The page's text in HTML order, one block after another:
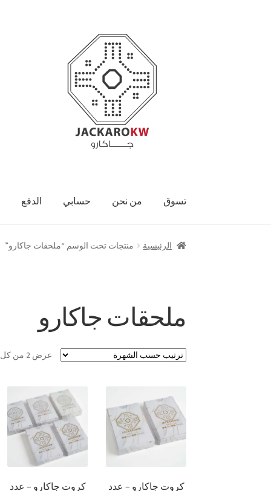
navigation
content
تسوق من نحن حسابي الدفع
الرئيسية منتجات تحت الوسم “ملحقات جاكارو”
ملحقات جاكارو
عرض ⁦2⁩ من كل النتائج
كروت جاكارو – عدد
كروت جاكارو – عدد